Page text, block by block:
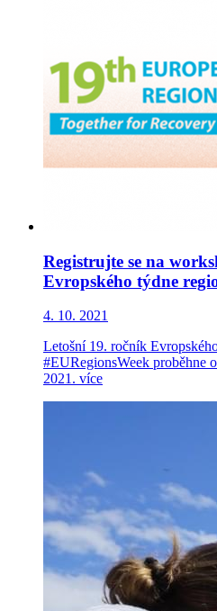
Registrujte se na
Evropského týdne
4. 10. 2021
Letošní 19. ročník
#EURegionsWeek proběhne
2021. více